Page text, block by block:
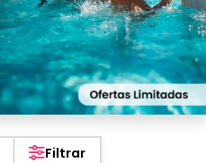
Filtrar